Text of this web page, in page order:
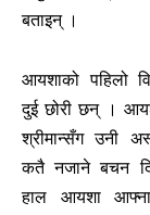
बताइन् ।
आयशाको पहिलो
दुई छोरी छन् ।
श्रीमान्सँग उनी
कतै नजाने बचन
हाल आयशा